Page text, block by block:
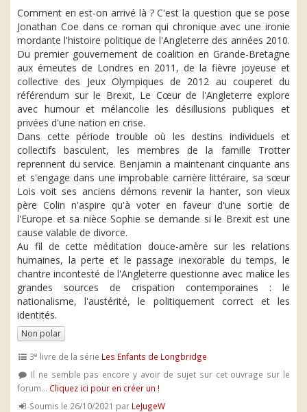
Comment en est-on arrivé là ? C'est la question que se pose
Jonathan Coe dans ce roman qui chronique avec une ironie
mordante l'histoire politique de l'Angleterre des années 2010.
Du premier gouvernement de coalition en Grande-Bretagne
aux émeutes de Londres en 2011, de la fièvre joyeuse et
collective des Jeux Olympiques de 2012 au couperet du
référendum sur le Brexit, Le Cœur de l'Angleterre explore
avec humour et mélancolie les désillusions publiques et
privées d'une nation en crise.
Dans cette période trouble où les destins individuels et
collectifs basculent, les membres de la famille Trotter
reprennent du service. Benjamin a maintenant cinquante ans
et s'engage dans une improbable carrière littéraire, sa sœur
Lois voit ses anciens démons revenir la hanter, son vieux
père Colin n'aspire qu'à voter en faveur d'une sortie de
l'Europe et sa nièce Sophie se demande si le Brexit est une
cause valable de divorce.
Au fil de cette méditation douce-amère sur les relations
humaines, la perte et le passage inexorable du temps, le
chantre incontesté de l'Angleterre questionne avec malice les
grandes sources de crispation contemporaines : le
nationalisme, l'austérité, le politiquement correct et les
identités.
Non polar
3e livre de la série Les Enfants de Longbridge
Il ne semble pas encore y avoir de sujet sur cet ouvrage sur le
forum... Cliquez ici pour en créer un !
Soumis le 26/10/2021 par LeJugeW